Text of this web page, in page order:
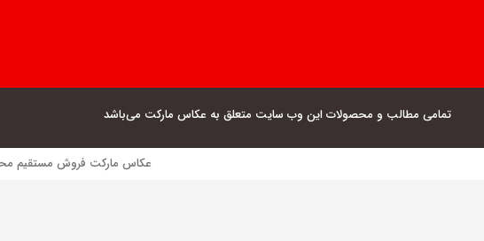
تمامی مطالب و محصولات این وب سایت متعلق به عکاس مارکت می‌باشد
عکاس مارکت فروش مستقیم محصولات با کمترین قیمت –